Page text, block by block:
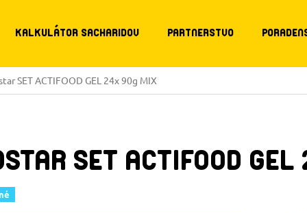
KALKULÁTOR SACHARIDOV PARTNERSTVO
SET ACTIFOOD GEL 24x 90g MIX
SET ACTIFOOD